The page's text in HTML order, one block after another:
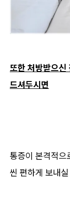
또한 처방받으신
드셔두시면
통증이 본격적으
씬 편하게 보내